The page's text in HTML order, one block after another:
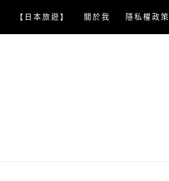
【日本旅遊】 關於我 隱私權政策